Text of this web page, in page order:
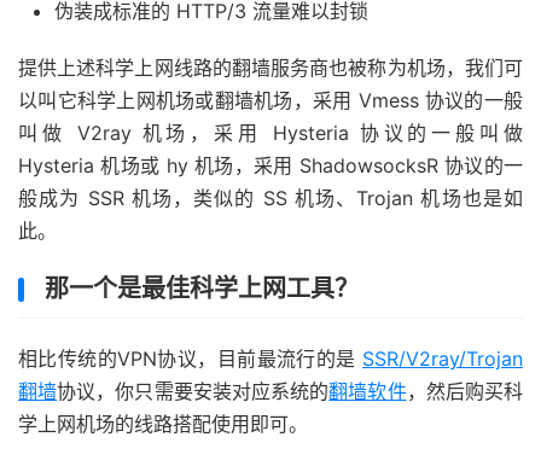
伪装成标准的 HTTP/3 流量难以封锁
提供上述科学上网线路的翻墙服务商也被称为机场，我们可
以叫它科学上网机场或翻墙机场，采用 Vmess 协议的一般
叫做 V2ray 机场，采用 Hysteria 协议的一般叫做
Hysteria 机场或 hy 机场，采用 ShadowsocksR 协议的一
般成为 SSR 机场，类似的 SS 机场、Trojan 机场也是如
此。
那一个是最佳科学上网工具？
相比传统的VPN协议，目前最流行的是 SSR/V2ray/Trojan
翻墙协议，你只需要安装对应系统的翻墙软件，然后购买科
学上网机场的线路搭配使用即可。